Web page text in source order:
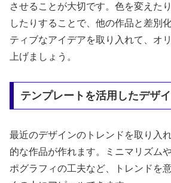
させることが大切です。色を変えた
したりすることで、他の作品と差別
ティブなアイデアを取り入れて、オ
上げましょう。
テンプレートを活用したデザ
最近のデザインのトレンドを取り入
的な作品が作れます。ミニマリズム
ポグラフィの工夫など、トレンドを